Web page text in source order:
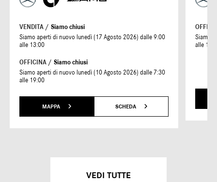
VENDITA / Siamo chiusi
Siamo aperti di nuovo lunedì (17 Agosto 2026) dalle 9:00
alle 13:00
OFFICINA / Siamo chiusi
Siamo aperti di nuovo lunedì (10 Agosto 2026) dalle 7:30
alle 19:00
MAPPA SCHEDA
Siamo
alle
VEDI TUTTE